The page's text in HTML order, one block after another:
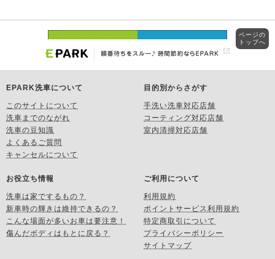
EPARK洗車について
このサイトについて
洗車までのながれ
洗車の豆知識
よくあるご質問
キャンセルについて
目的別からさがす
手洗い洗車対応店舗
コーティング対応店舗
室内清掃対応店舗
お役立ち情報
洗車は家でするもの？
新車時の輝きは維持できるの？
こんな場面が多いお車は要注意！
傷んだボディはもとに戻る？
ご利用について
利用規約
ポイントサービス利用規約
特定商取引について
プライバシーポリシー
サイトマップ
ページの
トップへ